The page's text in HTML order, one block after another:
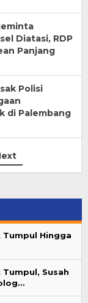
Diatasi, RDP
Panjang
Polisi
di Palembang
Tumpul Hingga
Susah